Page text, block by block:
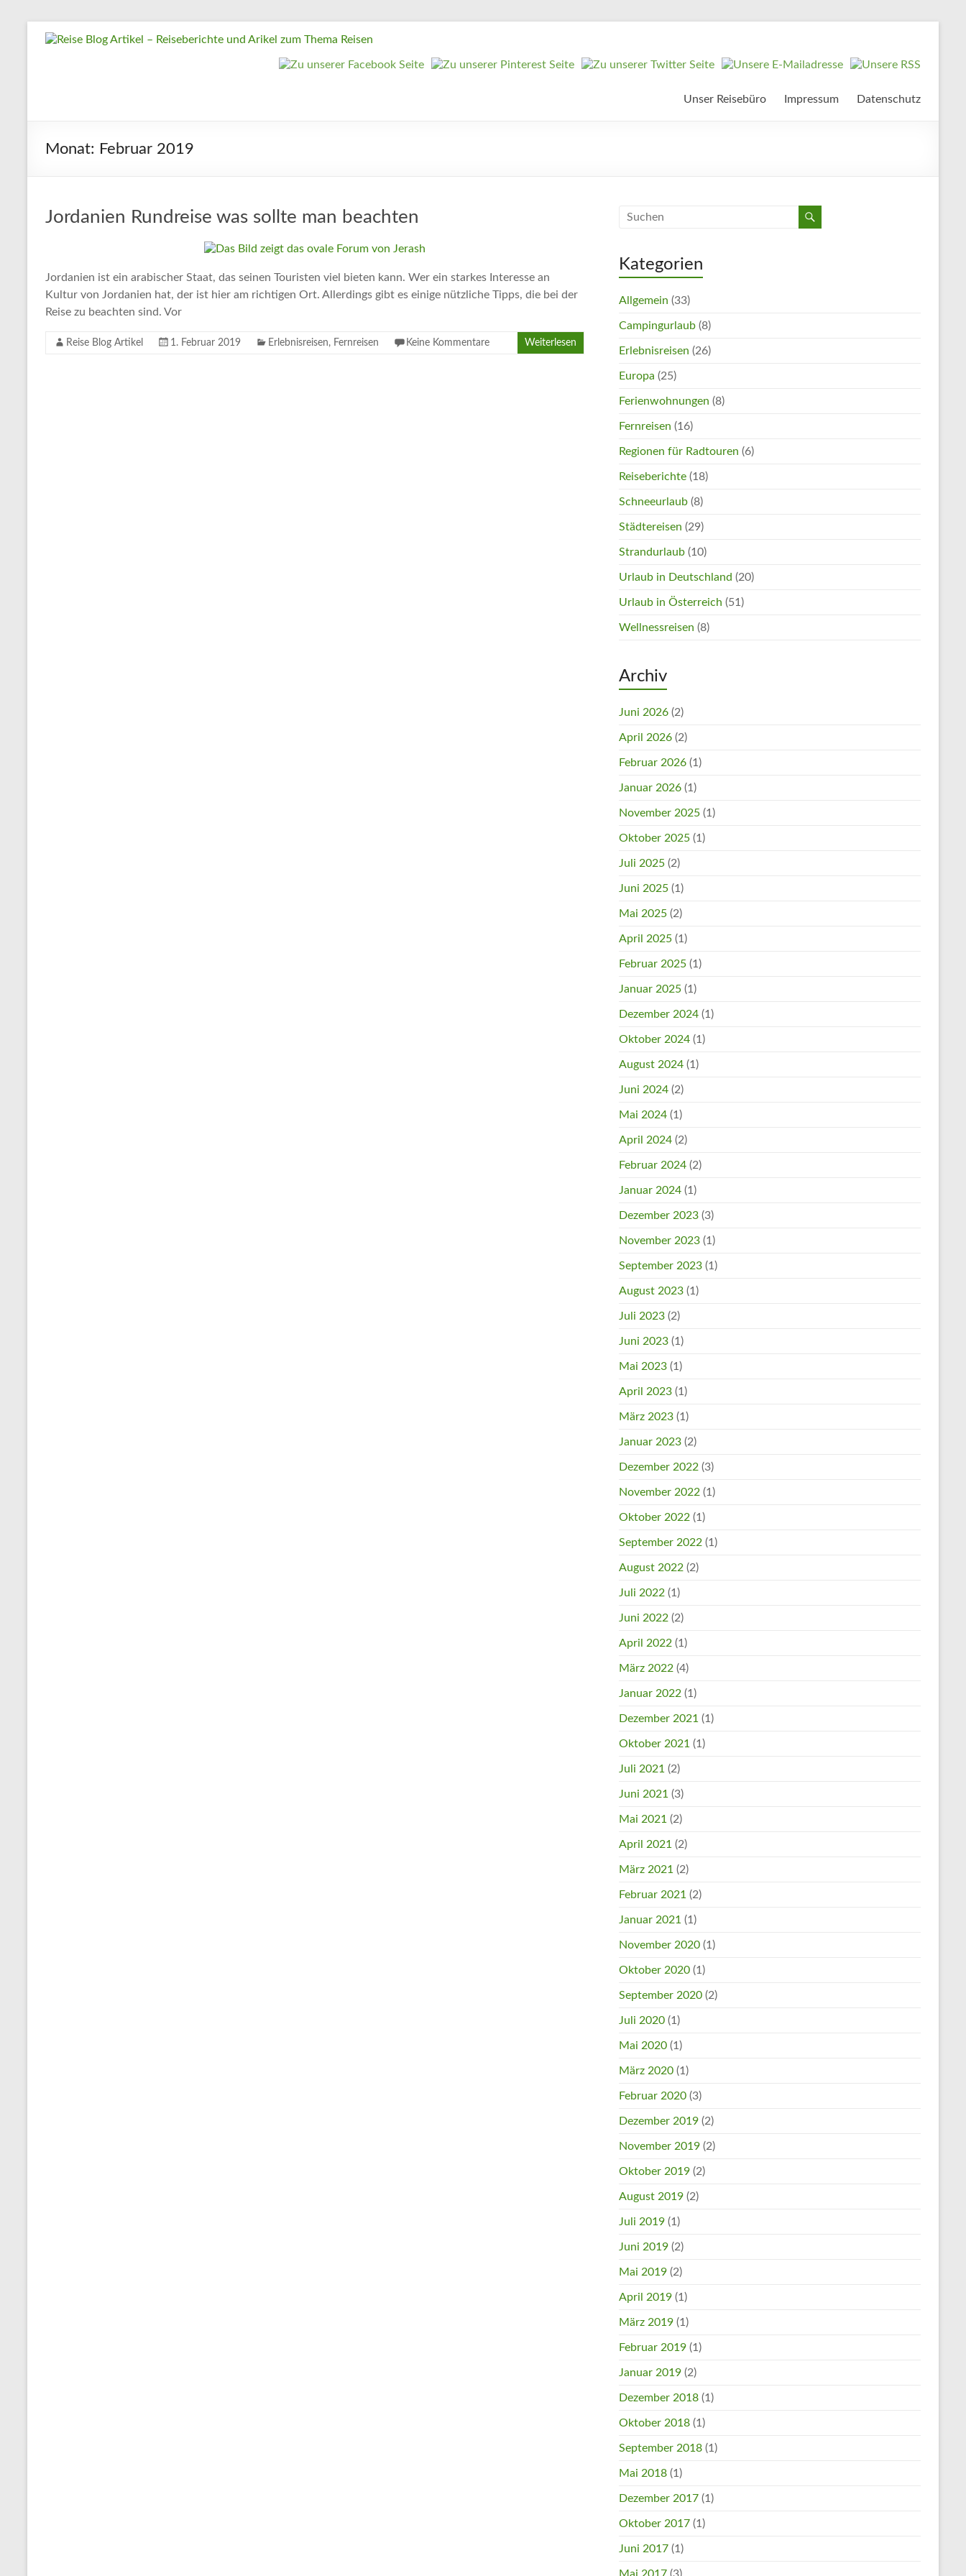
InhaltReise
und
Thema
Reise
Urlaub,
Artikel
und
Unser Reisebüro Impressum Datenschutz
Monat: Februar 2019
Jordanien Rundreise was sollte man beachten
Jordanien ist ein arabischer Staat, das seinen Touristen viel bieten kann. Wer ein starkes Interesse an
Kultur von Jordanien hat, der ist hier am richtigen Ort. Allerdings gibt es einige nützliche Tipps, die bei der
Reise zu beachten sind. Vor
Reise Blog Artikel 1. Februar 2019 Erlebnisreisen, Fernreisen Keine Kommentare Weiterlesen
Kategorien
Allgemein (33)
Campingurlaub (8)
Erlebnisreisen (26)
Europa (25)
Ferienwohnungen (8)
Fernreisen (16)
Regionen für Radtouren (6)
Reiseberichte (18)
Schneeurlaub (8)
Städtereisen (29)
Strandurlaub (10)
Urlaub in Deutschland (20)
Urlaub in Österreich (51)
Wellnessreisen (8)
Archiv
Juni 2026 (2)
April 2026 (2)
Februar 2026 (1)
Januar 2026 (1)
November 2025 (1)
Oktober 2025 (1)
Juli 2025 (2)
Juni 2025 (1)
Mai 2025 (2)
April 2025 (1)
Februar 2025 (1)
Januar 2025 (1)
Dezember 2024 (1)
Oktober 2024 (1)
August 2024 (1)
Juni 2024 (2)
Mai 2024 (1)
April 2024 (2)
Februar 2024 (2)
Januar 2024 (1)
Dezember 2023 (3)
November 2023 (1)
September 2023 (1)
August 2023 (1)
Juli 2023 (2)
Juni 2023 (1)
Mai 2023 (1)
April 2023 (1)
März 2023 (1)
Januar 2023 (2)
Dezember 2022 (3)
November 2022 (1)
Oktober 2022 (1)
September 2022 (1)
August 2022 (2)
Juli 2022 (1)
Juni 2022 (2)
April 2022 (1)
März 2022 (4)
Januar 2022 (1)
Dezember 2021 (1)
Oktober 2021 (1)
Juli 2021 (2)
Juni 2021 (3)
Mai 2021 (2)
April 2021 (2)
März 2021 (2)
Februar 2021 (2)
Januar 2021 (1)
November 2020 (1)
Oktober 2020 (1)
September 2020 (2)
Juli 2020 (1)
Mai 2020 (1)
März 2020 (1)
Februar 2020 (3)
Dezember 2019 (2)
November 2019 (2)
Oktober 2019 (2)
August 2019 (2)
Juli 2019 (1)
Juni 2019 (2)
Mai 2019 (2)
April 2019 (1)
März 2019 (1)
Februar 2019 (1)
Januar 2019 (2)
Dezember 2018 (1)
Oktober 2018 (1)
September 2018 (1)
Mai 2018 (1)
Dezember 2017 (1)
Oktober 2017 (1)
Juni 2017 (1)